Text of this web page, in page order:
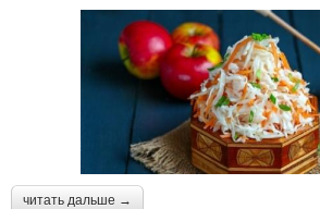
читать дальше →